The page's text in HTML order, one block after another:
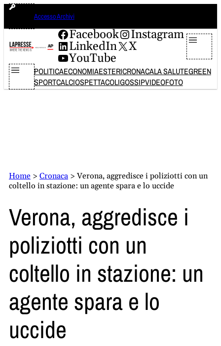
Vai
contenuto
Accesso Archivi
Facebook
Instagram
LinkedIn
X
YouTube
POLITICAECONOMIAESTERICRONACALA SALUTEGREEN
SPORTCALCIOSPETTACOLIGOSSIPVIDEOFOTO
Home > Cronaca >Verona, aggredisce i poliziotti con un
coltello in stazione: un agente spara e lo uccide
Verona, aggredisce i
poliziotti con un
coltello in stazione: un
agente spara e lo
uccide